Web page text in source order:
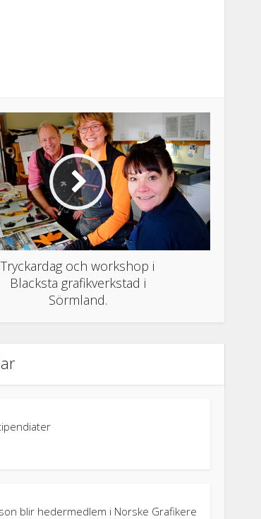
Tryckardag och workshop i
Blacksta grafikverkstad i
Sörmland.
blir hedermedlem i Norske Grafikere